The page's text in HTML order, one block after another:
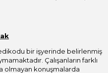
bir işyerinde belirlenmiş
Çalışanların farklı
olmayan konuşmalarda